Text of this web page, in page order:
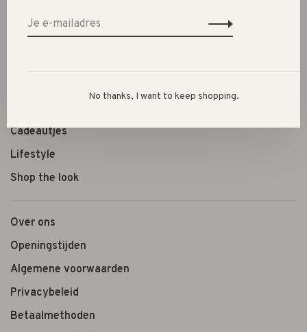
New
SALE 30%
Cadeautjes
Lifestyle
Shop the look
Over ons
Openingstijden
Algemene voorwaarden
Privacybeleid
Betaalmethoden
No thanks, I want to keep shopping.